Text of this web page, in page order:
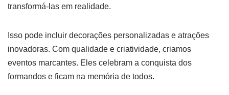
transformá-las em realidade.
Isso pode incluir decorações personalizadas e atrações
inovadoras. Com qualidade e criatividade, criamos
eventos marcantes. Eles celebram a conquista dos
formandos e ficam na memória de todos.